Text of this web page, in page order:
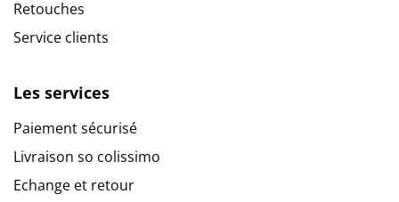
Retouches
Service clients
Les services
Paiement sécurisé
Livraison so colissimo
Echange et retour